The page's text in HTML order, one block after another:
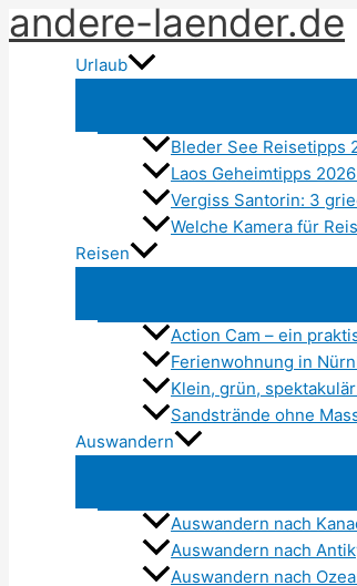
Zum
Inhalt
springen
andere-laender.de
Urlaub
Bleder See Reisetipps
Laos Geheimtipps
Vergiss Santorin: 3
Welche Kamera für
Reisen
Action Cam – ein
Ferienwohnung in
Klein, grün,
Sandstrände ohne
Auswandern
Auswandern nach
Auswandern nach
Auswandern nach